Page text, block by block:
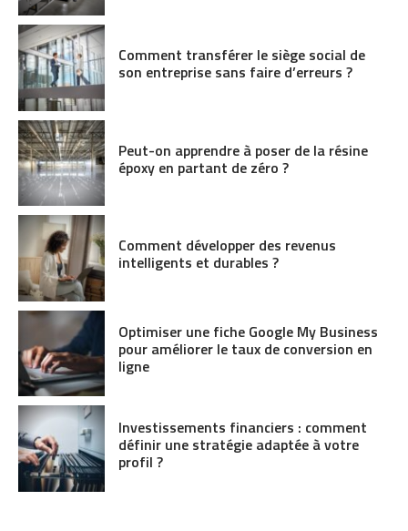
Comment transférer le siège social de
son entreprise sans faire d’erreurs ?
Peut-on apprendre à poser de la résine
époxy en partant de zéro ?
Comment développer des revenus
intelligents et durables ?
Optimiser une fiche Google My Business
pour améliorer le taux de conversion en
ligne
Investissements financiers : comment
définir une stratégie adaptée à votre
profil ?